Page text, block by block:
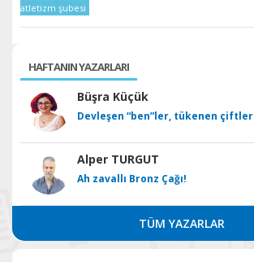
atletizm şubesi
HAFTANIN YAZARLARI
Büşra Küçük
Devleşen “ben”ler, tükenen çiftler
Alper TURGUT
Ah zavallı Bronz Çağı!
TÜM YAZARLAR